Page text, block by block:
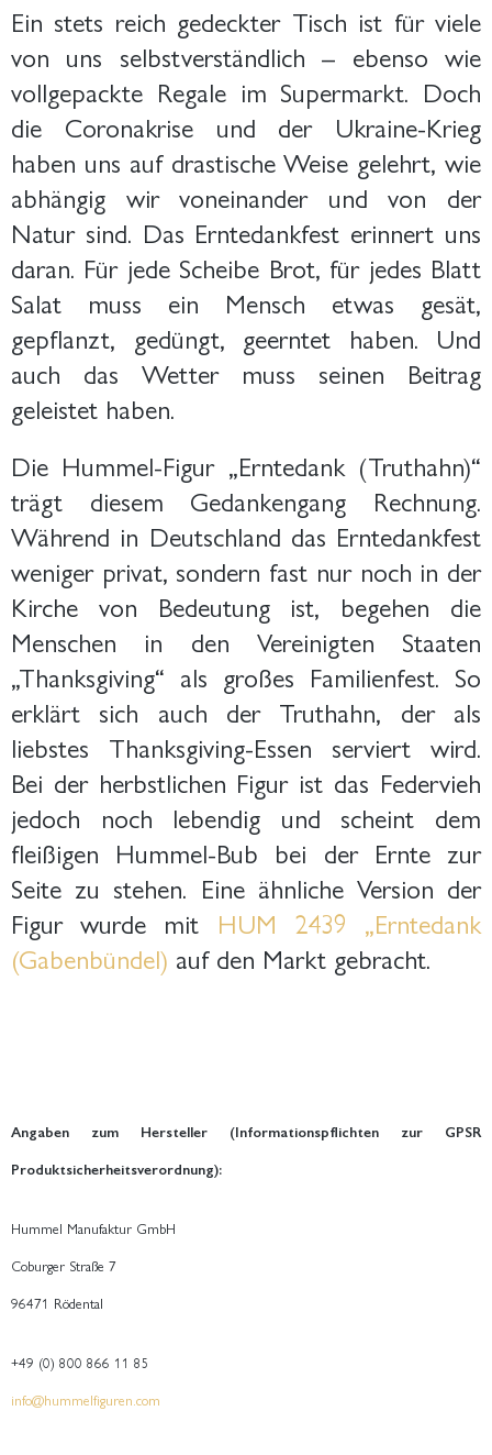
Ein stets reich gedeckter Tisch ist für viele
von uns selbstverständlich – ebenso wie
vollgepackte Regale im Supermarkt. Doch
die Coronakrise und der Ukraine-Krieg
haben uns auf drastische Weise gelehrt, wie
abhängig wir voneinander und von der
Natur sind. Das Erntedankfest erinnert uns
daran. Für jede Scheibe Brot, für jedes Blatt
Salat muss ein Mensch etwas gesät,
gepflanzt, gedüngt, geerntet haben. Und
auch das Wetter muss seinen Beitrag
geleistet haben.
Die Hummel-Figur „Erntedank (Truthahn)“
trägt diesem Gedankengang Rechnung.
Während in Deutschland das Erntedankfest
weniger privat, sondern fast nur noch in der
Kirche von Bedeutung ist, begehen die
Menschen in den Vereinigten Staaten
„Thanksgiving“ als großes Familienfest. So
erklärt sich auch der Truthahn, der als
liebstes Thanksgiving-Essen serviert wird.
Bei der herbstlichen Figur ist das Federvieh
jedoch noch lebendig und scheint dem
fleißigen Hummel-Bub bei der Ernte zur
Seite zu stehen. Eine ähnliche Version der
Figur wurde mit HUM 2439 „Erntedank
(Gabenbündel) auf den Markt gebracht.
Angaben zum Hersteller (Informationspflichten zur GPSR
Produktsicherheitsverordnung):
Hummel Manufaktur GmbH
Coburger Straße 7
96471 Rödental
+49 (0) 800 866 11 85
info@hummelfiguren.com